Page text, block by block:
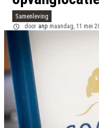
Samenleving
door anp maandag, 11 mei